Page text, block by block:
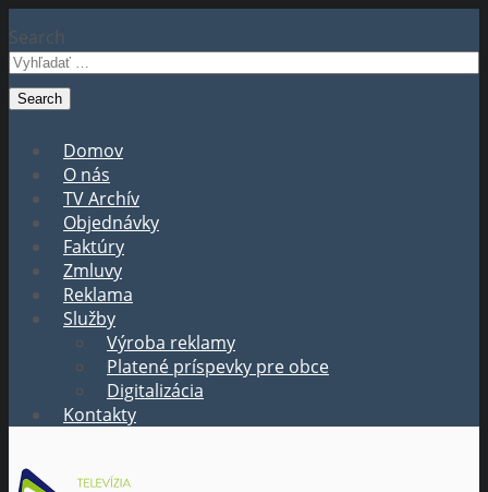
Search
Domov
O nás
TV Archív
Objednávky
Faktúry
Zmluvy
Reklama
Služby
Výroba reklamy
Platené príspevky pre obce
Digitalizácia
Kontakty